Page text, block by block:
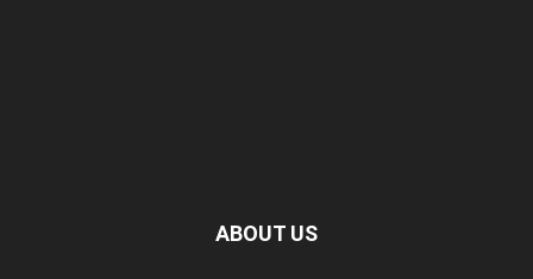
ABOUT US